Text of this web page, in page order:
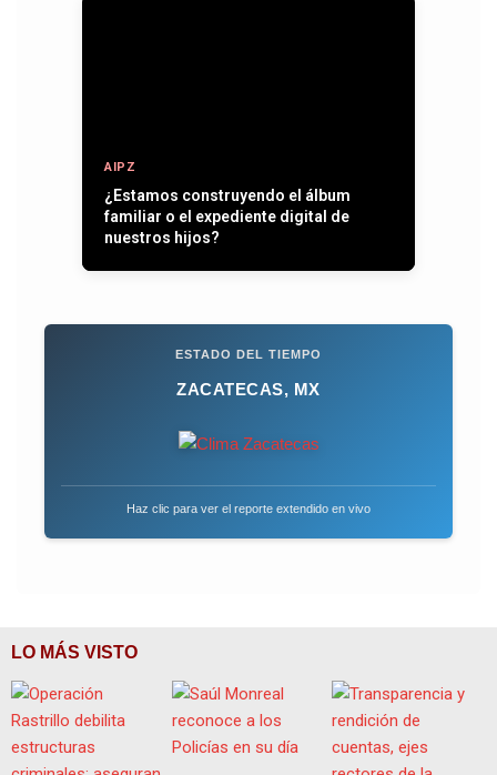
AIPZ
¿Estamos construyendo el álbum
familiar o el expediente digital de
nuestros hijos?
ESTADO DEL TIEMPO
ZACATECAS, MX
Haz clic para ver el reporte extendido en vivo
LO MÁS VISTO